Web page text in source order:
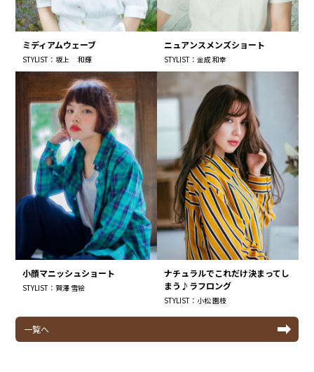
一覧へ
ミディアムウェーブ
STYLIST：坂上 和輝
ニュアンスメンズショート
STYLIST：金成 和幸
小顔マニッシュショート
STYLIST：賀澤 雪絵
ナチュラルでこれだけ決まってし
まう♪ラフロング
STYLIST：小松 園枝